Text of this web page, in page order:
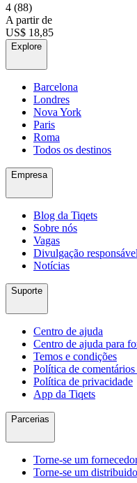
4 (88)
A partir de
US$ 18,85
Explore
Barcelona
Londres
Nova York
Paris
Roma
Todos os destinos
Empresa
Blog da Tiqets
Sobre nós
Vagas
Divulgação responsável
Notícias
Suporte
Centro de ajuda
Centro de ajuda para
Temos e condições
Política de
Política de privacidade
App da Tiqets
Parcerias
Torne-se um
Torne-se um